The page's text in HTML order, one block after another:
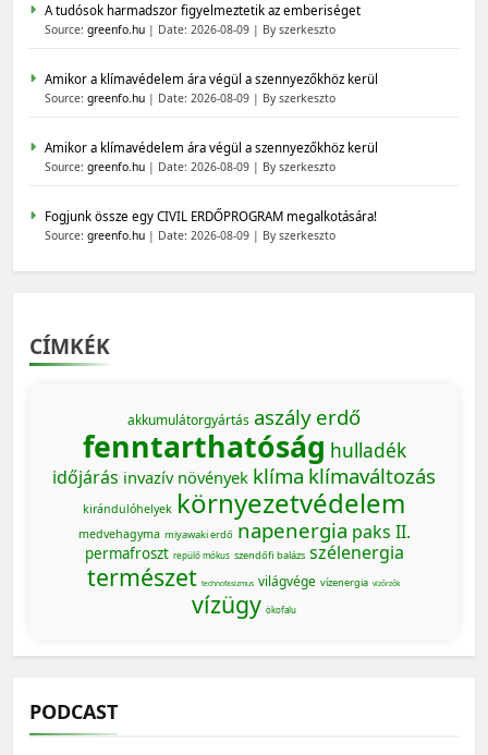
A tudósok harmadszor figyelmeztetik az emberiséget
Source: greenfo.hu Date: 2026-08-09 By szerkeszto
Amikor a klímavédelem ára végül a szennyezőkhöz kerül
Source: greenfo.hu Date: 2026-08-09 By szerkeszto
Amikor a klímavédelem ára végül a szennyezőkhöz kerül
Source: greenfo.hu Date: 2026-08-09 By szerkeszto
Fogjunk össze egy CIVIL ERDŐPROGRAM megalkotására!
Source: greenfo.hu Date: 2026-08-09 By szerkeszto
CÍMKÉK
akkumulátorgyártás aszály erdő
fenntarthatóság hulladék
időjárás invazív növények klíma klímaváltozás
kirándulóhelyek környezetvédelem
medvehagyma miyawaki erdő napenergia paks II.
permafroszt repülő mókus szendőfi balázs szélenergia
természet technofasizmus világvége vízenergia vízőrzők
vízügy ökofalu
PODCAST